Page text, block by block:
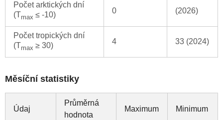
Počet arktických dní
(Tmax ≤ -10) 0 (2026)
Počet tropických dní
(Tmax ≥ 30) 4 33 (2024)
Měsíční statistiky
Údaj
Průměrná
hodnota
Maximum Minimum